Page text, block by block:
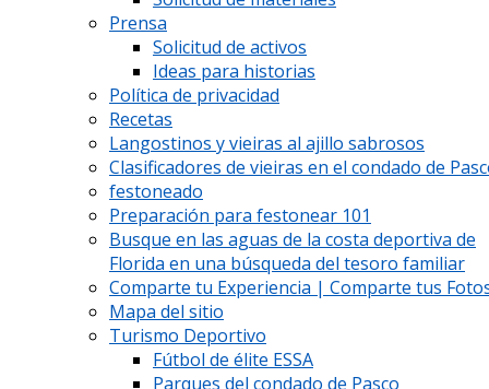
Prensa
Solicitud de activos
Ideas para historias
Política de privacidad
Recetas
Langostinos y vieiras al ajillo sabrosos
Clasificadores de vieiras en el condado de
festoneado
Preparación para festonear 101
Busque en las aguas de la costa deportiva de
Florida en una búsqueda del tesoro familiar
Comparte tu Experiencia | Comparte tus
Mapa del sitio
Turismo Deportivo
Fútbol de élite ESSA
Parques del condado de Pasco